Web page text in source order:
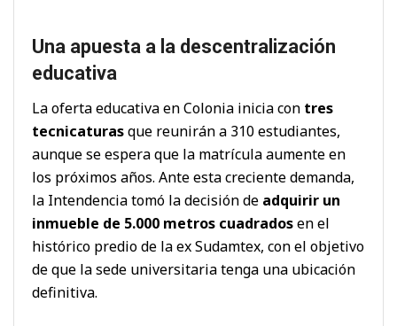
Una apuesta a la descentralización
educativa
La oferta educativa en Colonia inicia con tres
tecnicaturasque reunirán a 310 estudiantes,
aunque se espera que la matrícula aumente en
los próximos años. Ante esta creciente demanda,
la Intendencia tomó la decisión de adquirir un
inmueble de 5.000 metros cuadradosen el
histórico predio de la ex Sudamtex, con el objetivo
de que la sede universitaria tenga una ubicación
definitiva.